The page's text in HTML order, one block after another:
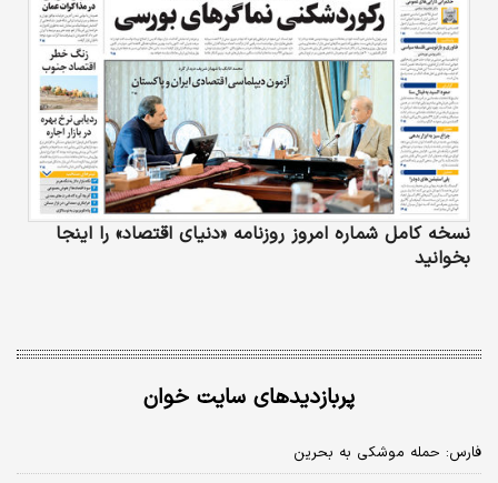
نسخه کامل شماره امروز روزنامه «دنیای‌ اقتصاد» را اینجا
بخوانید
پربازدیدهای سایت خوان
فارس: حمله موشکی به بحرین